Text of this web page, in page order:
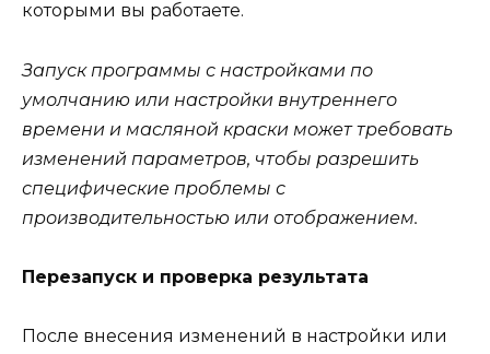
которыми вы работаете.
Запуск программы с настройками по
умолчанию или настройки внутреннего
времени и масляной краски может требовать
изменений параметров, чтобы разрешить
специфические проблемы с
производительностью или отображением.
Перезапуск и проверка результата
После внесения изменений в настройки или